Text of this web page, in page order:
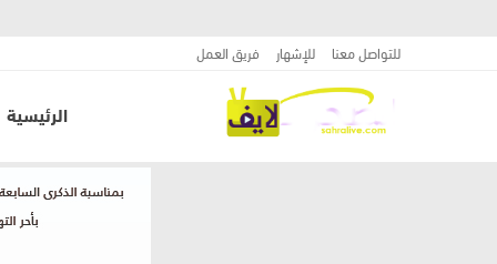
للتواصل معنا للإشهار فريق العمل
الرئيسية